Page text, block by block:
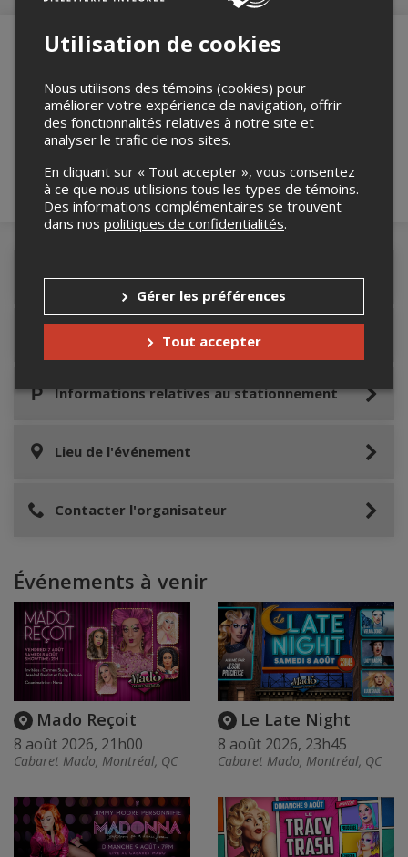
Merci de confirmer que vous n'êtes pas un
robot ci-bas.
Détails de l'événement
Accès au site de l'événement
Informations relatives au stationnement
Lieu de l'événement
Contacter l'organisateur
Événements à venir
Mado Reçoit
8 août 2026, 21h00
Cabaret Mado, Montréal, QC
Le Late Night
8 août 2026, 23h45
Cabaret Mado, Montréal, QC
Utilisation de cookies
Nous utilisons des témoins (cookies) pour
améliorer votre expérience de navigation, offrir
des fonctionnalités relatives à notre site et
analyser le trafic de nos sites.
En cliquant sur « Tout accepter », vous consentez
à ce que nous utilisions tous les types de témoins.
Des informations complémentaires se trouvent
dans nos politiques de confidentialités.
Gérer les préférences
Tout accepter